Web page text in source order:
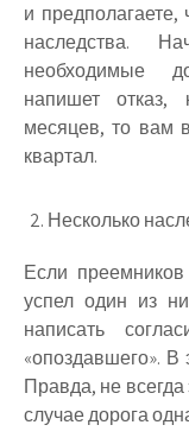
и предполагаете,
наследства.
необходимые
напишет
месяцев, то вам
квартал.
Несколько
Если
успел один из
написать
«опоздавшего». В
Правда, не всегда
случае дорога